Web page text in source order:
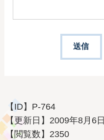
【ID】 P-764
【更新日】 2009年8月6日
【閲覧数】 2350